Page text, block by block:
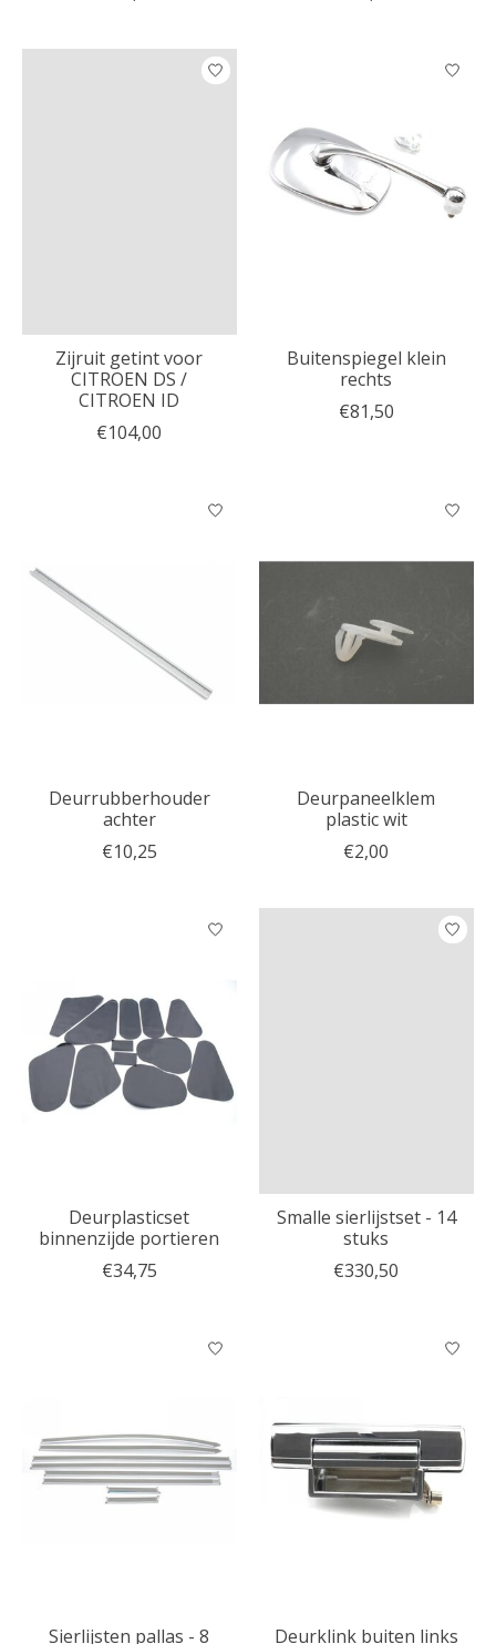
Zijruit getint voor
CITROEN DS /
CITROEN ID
€104,00
Buitenspiegel klein
rechts
€81,50
Deurrubberhouder
achter
€10,25
Deurpaneelklem
plastic wit
€2,00
Deurplasticset
binnenzijde portieren
€34,75
Smalle sierlijstset - 14
stuks
€330,50
Sierlijsten pallas - 8
Deurklink buiten links